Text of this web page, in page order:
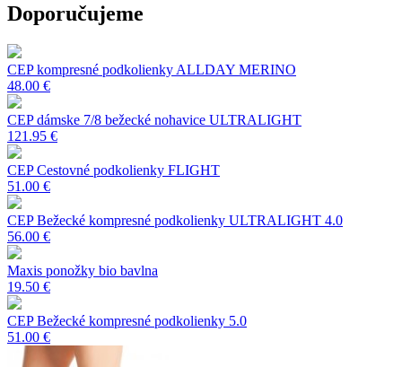
Doporučujeme
CEP kompresné podkolienky ALLDAY MERINO
48.00 €
CEP dámske 7/8 bežecké nohavice ULTRALIGHT
121.95 €
CEP Cestovné podkolienky FLIGHT
51.00 €
CEP Bežecké kompresné podkolienky ULTRALIGHT 4.0
56.00 €
Maxis ponožky bio bavlna
19.50 €
CEP Bežecké kompresné podkolienky 5.0
51.00 €